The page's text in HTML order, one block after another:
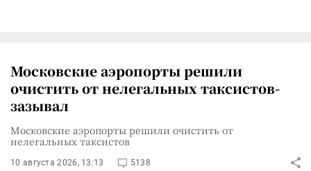
Московские аэропорты решили
очистить от нелегальных таксистов-
зазывал
Московские аэропорты решили очистить от
нелегальных таксистов
10 августа 2026, 13:13 5138